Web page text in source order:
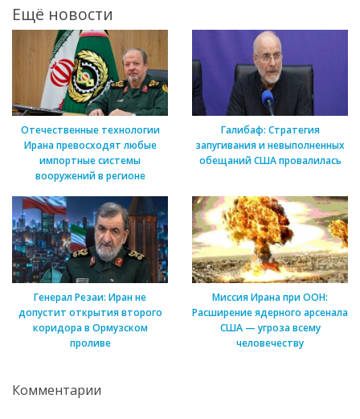
Ещё новости
Отечественные технологии
Ирана превосходят любые
импортные системы
вооружений в регионе
Галибаф: Стратегия
запугивания и невыполненных
обещаний США провалилась
Генерал Резаи: Иран не
допустит открытия второго
коридора в Ормузском
проливе
Миссия Ирана при ООН:
Расширение ядерного арсенала
США — угроза всему
человечеству
Комментарии